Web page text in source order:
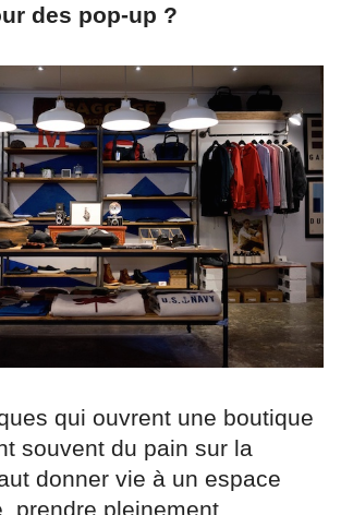
des pop-up ?
qui ouvrent une boutique
souvent du pain sur la
donner vie à un espace
prendre pleinement